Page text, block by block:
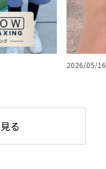
2026/05/16
る